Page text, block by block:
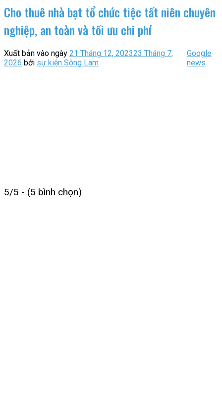
Cho thuê nhà bạt tổ chức tiệc tất niên chuyên
nghiệp, an toàn và tối ưu chi phí
Xuất bản vào ngày 21 Tháng 12, 202323 Tháng 7,
2026 bởi sự kiện Sông Lam
Google
news
5/5 - (5 bình chọn)